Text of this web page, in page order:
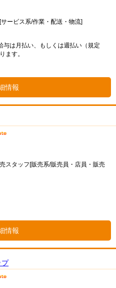
ービス系/作業・配送・物流]
与は月払い、もしくは週払い（規定
ます。
情報
スタッフ[販売系/販売員・店員・販売
情報
プ